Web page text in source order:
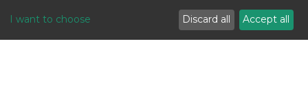
I want to choose Discard all Accept all